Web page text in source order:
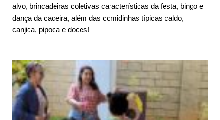
alvo, brincadeiras coletivas características da festa, bingo e
dança da cadeira, além das comidinhas típicas caldo,
canjica, pipoca e doces!